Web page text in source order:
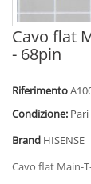
Cavo flat
- 68pin
Riferimento
Condizione:
Brand HISENSE
Cavo flat Main-